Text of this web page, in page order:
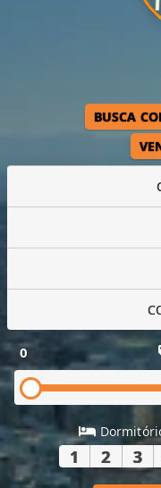
BUSCA
0
1 2 3